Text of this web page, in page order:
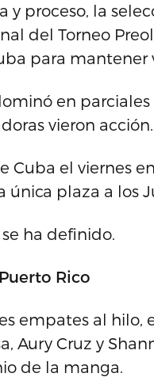
y proceso, la
del Torneo
para mantener
en parciales
vieron acción.
Cuba el viernes
plaza a los
ha definido.
Rico
empates al hilo,
Aury Cruz y
de la manga.